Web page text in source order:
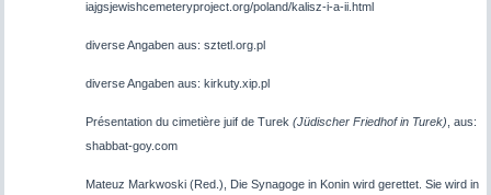
iajgsjewishcemeteryproject.org/poland/kalisz-i-a-ii.html
diverse Angaben aus: sztetl.org.pl
diverse Angaben aus: kirkuty.xip.pl
Présentation du cimetière juif de Turek (Jüdischer Friedhof in Turek) , aus:
shabbat-goy.com
Mateuz Markwoski (Red.), Die Synagoge in Konin wird gerettet. Sie wird in